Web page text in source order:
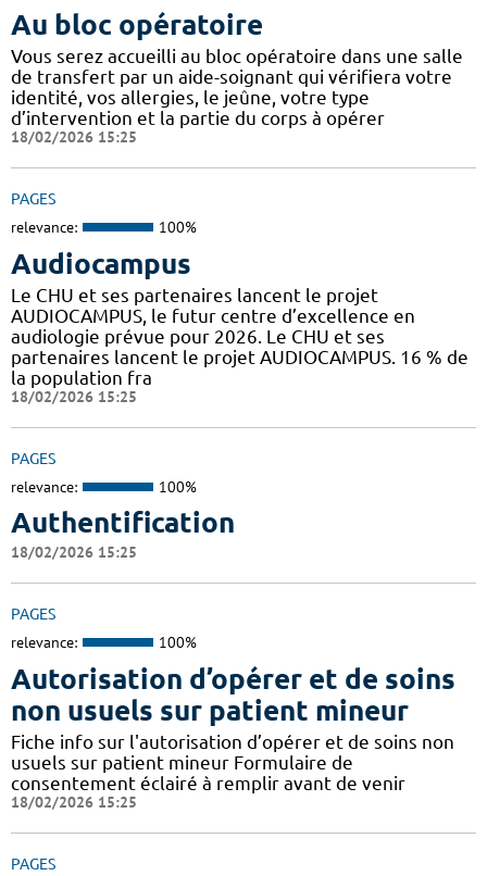
Au bloc opératoire
Vous serez accueilli au bloc opératoire dans une salle
de transfert par un aide-soignant qui vérifiera votre
identité, vos allergies, le jeûne, votre type
d’intervention et la partie du corps à opérer
18/02/2026 15:25
PAGES
relevance: 100%
Audiocampus
Le CHU et ses partenaires lancent le projet
AUDIOCAMPUS, le futur centre d’excellence en
audiologie prévue pour 2026. Le CHU et ses
partenaires lancent le projet AUDIOCAMPUS. 16 % de
la population fra
18/02/2026 15:25
PAGES
relevance: 100%
Authentification
18/02/2026 15:25
PAGES
relevance: 100%
Autorisation d’opérer et de soins
non usuels sur patient mineur
Fiche info sur l'autorisation d’opérer et de soins non
usuels sur patient mineur Formulaire de
consentement éclairé à remplir avant de venir
18/02/2026 15:25
PAGES